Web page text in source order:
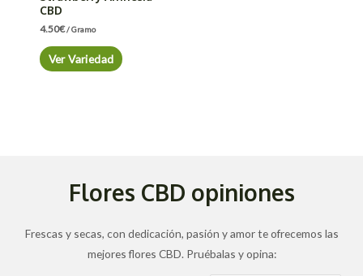
CBD
4.50€/ Gramo
Ver Variedad
Flores CBD opiniones
Frescas y secas, con dedicación, pasión y amor te ofrecemos las
mejores flores CBD. Pruébalas y opina: